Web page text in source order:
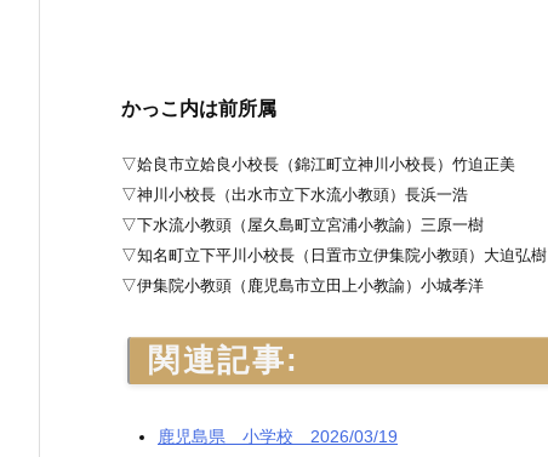
かっこ内は前所属
▽姶良市立姶良小校長（錦江町立神川小校長）竹迫正美
▽神川小校長（出水市立下水流小教頭）長浜一浩
▽下水流小教頭（屋久島町立宮浦小教諭）三原一樹
▽知名町立下平川小校長（日置市立伊集院小教頭）大迫弘樹
▽伊集院小教頭（鹿児島市立田上小教諭）小城孝洋
関連記事:
鹿児島県 小学校 2026/03/19